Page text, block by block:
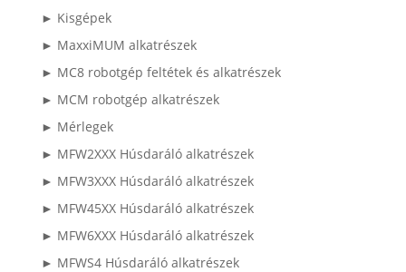
► Kisgépek
► MaxxiMUM alkatrészek
► MC8 robotgép feltétek és alkatrészek
► MCM robotgép alkatrészek
► Mérlegek
► MFW2XXX Húsdaráló alkatrészek
► MFW3XXX Húsdaráló alkatrészek
► MFW45XX Húsdaráló alkatrészek
► MFW6XXX Húsdaráló alkatrészek
► MFWS4 Húsdaráló alkatrészek